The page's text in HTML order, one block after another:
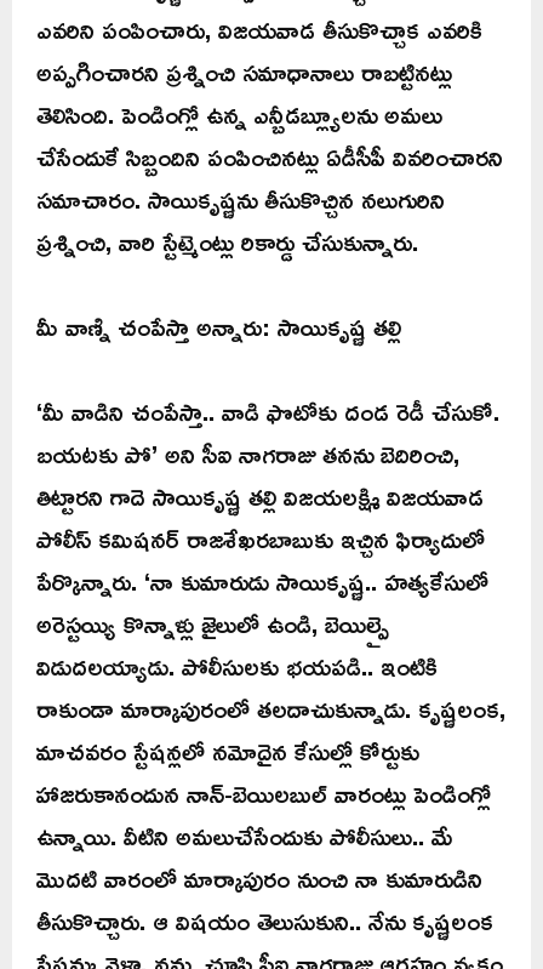
ఎవరిని పంపించారు, విజయవాడ తీసుకొచ్చాక ఎవరికి
అప్పగించారని ప్రశ్నించి సమాధానాలు రాబట్టినట్లు
తెలిసింది. పెండింగ్లో ఉన్న ఎన్బీడబ్ల్యూలను అమలు
చేసేందుకే సిబ్బందిని పంపించినట్లు ఏడీసీపీ వివరించారని
సమాచారం. సాయికృష్ణను తీసుకొచ్చిన నలుగురిని
ప్రశ్నించి, వారి స్టేట్మెంట్లు రికార్డు చేసుకున్నారు.
మీ వాణ్ని చంపేస్తా అన్నారు: సాయికృష్ణ తల్లి
‘మీ వాడిని చంపేస్తా.. వాడి ఫొటోకు దండ రెడీ చేసుకో.
బయటకు పో’ అని సీఐ నాగరాజు తనను బెదిరించి,
తిట్టారని గాదె సాయికృష్ణ తల్లి విజయలక్ష్మి విజయవాడ
పోలీస్ కమిషనర్ రాజశేఖరబాబుకు ఇచ్చిన ఫిర్యాదులో
పేర్కొన్నారు. ‘నా కుమారుడు సాయికృష్ణ.. హత్యకేసులో
అరెస్టయ్యి కొన్నాళ్లు జైలులో ఉండి, బెయిల్పై
విడుదలయ్యాడు. పోలీసులకు భయపడి.. ఇంటికి
రాకుండా మార్కాపురంలో తలదాచుకున్నాడు. కృష్ణలంక,
మాచవరం స్టేషన్లలో నమోదైన కేసుల్లో కోర్టుకు
హాజరుకానందున నాన్-బెయిలబుల్ వారంట్లు పెండింగ్లో
ఉన్నాయి. వీటిని అమలుచేసేందుకు పోలీసులు.. మే
మొదటి వారంలో మార్కాపురం నుంచి నా కుమారుడిని
తీసుకొచ్చారు. ఆ విషయం తెలుసుకుని.. నేను కృష్ణలంక